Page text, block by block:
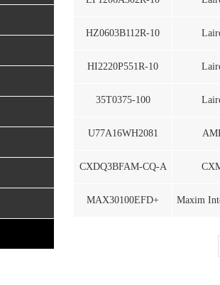
HZ0603B112R-10
HI2220P551R-10
35T0375-100
U77A16WH2081
CXDQ3BFAM-CQ-A
MAX30100EFD+ Maxim